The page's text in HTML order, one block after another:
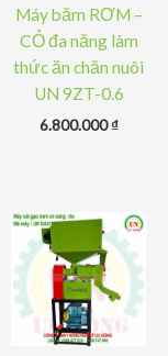
Máy băm RƠM –
CỎ đa năng làm
thức ăn chăn nuôi
UN 9ZT-0.6
6.800.000₫